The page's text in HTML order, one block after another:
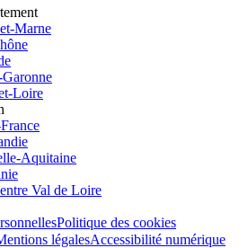
Marne
Loire
Aquitaine
Val de Loire
Politique des cookies
légalesAccessibilité numérique